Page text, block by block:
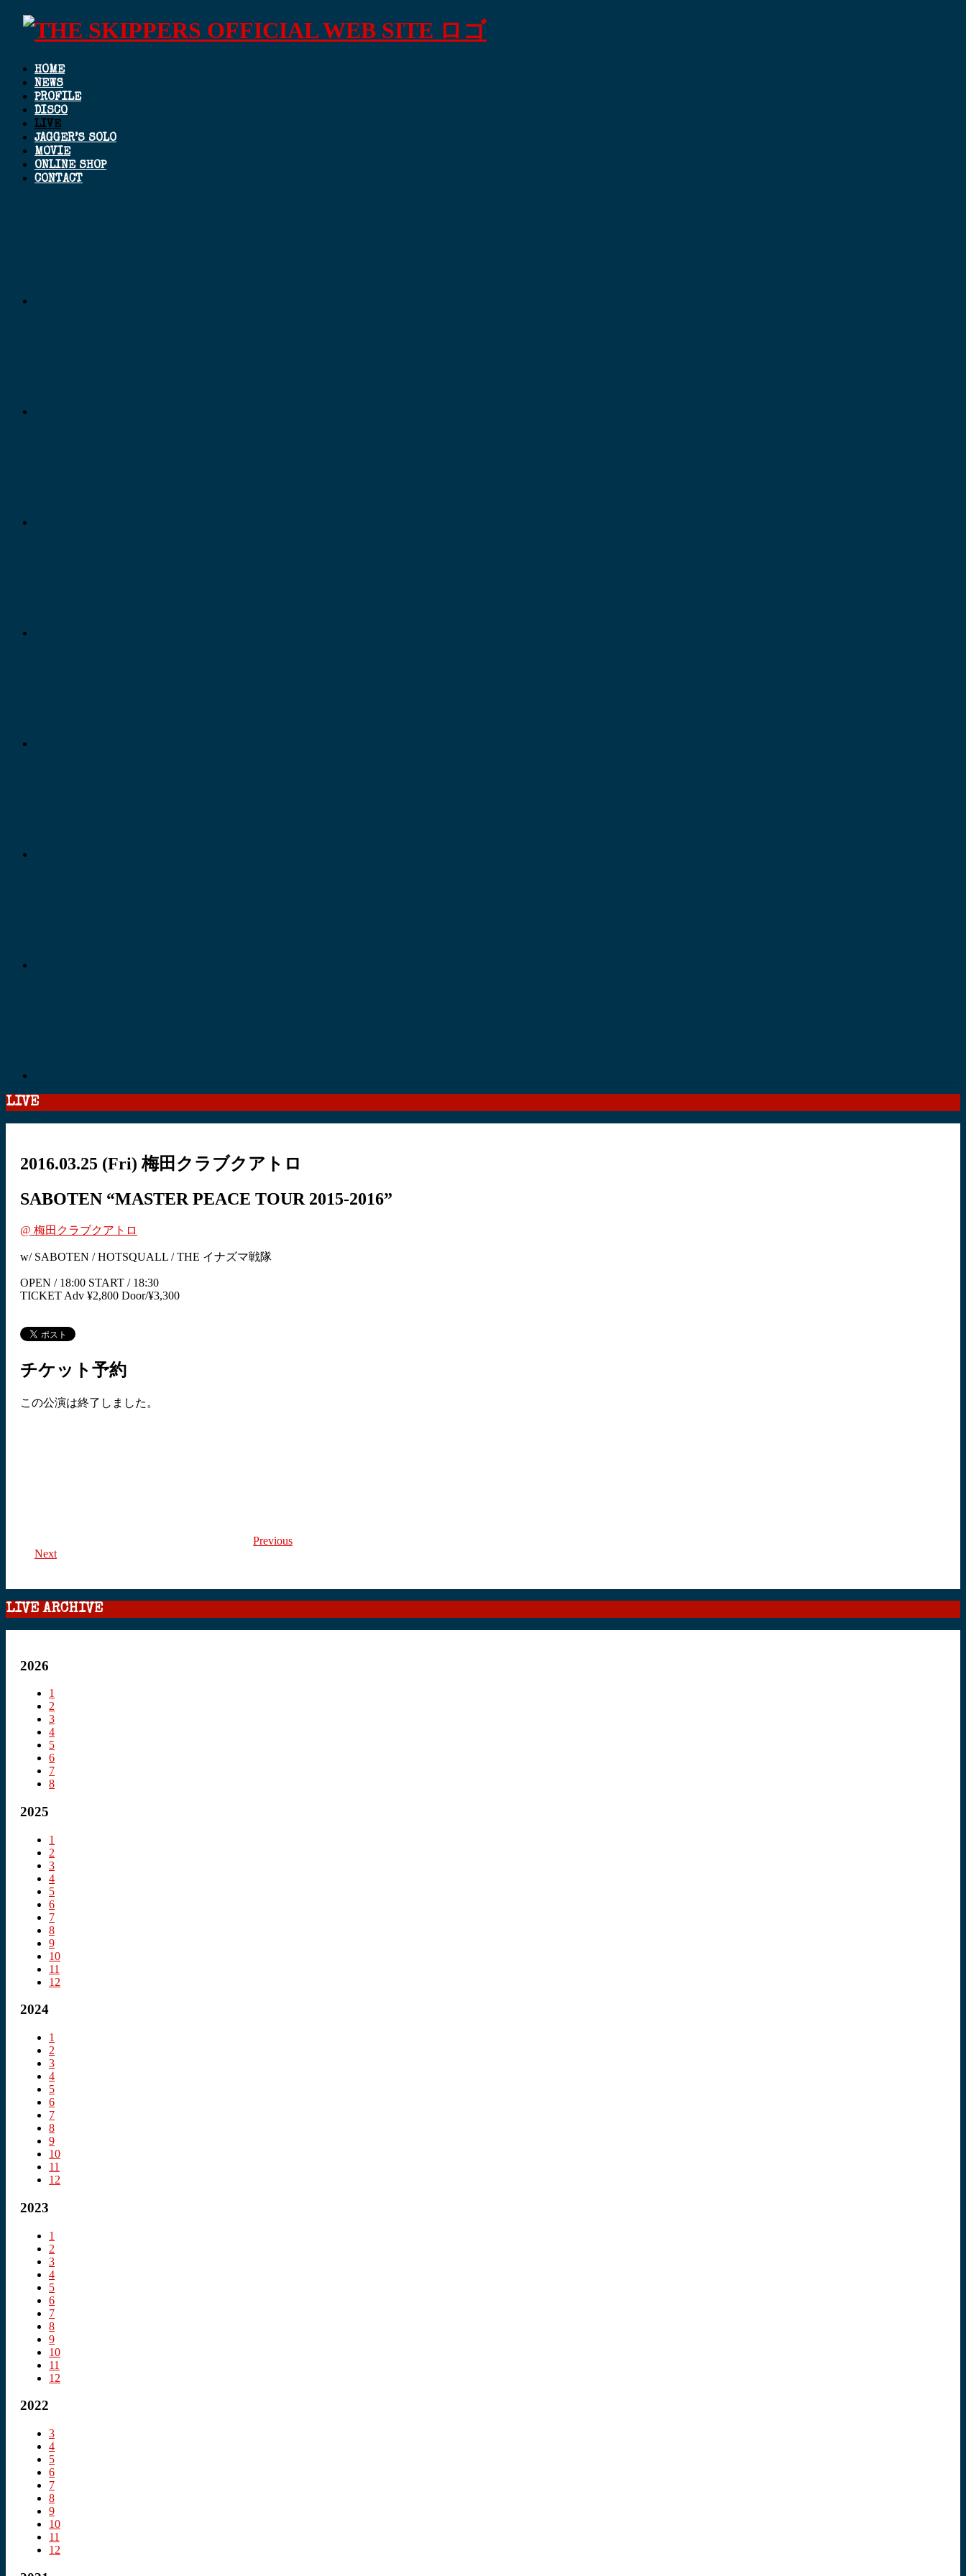
HOME
NEWS
PROFILE
DISCO
LIVE
JAGGER’S SOLO
MOVIE
ONLINE SHOP
CONTACT
LIVE
2016.03.25 (Fri) 梅田クラブクアトロ
SABOTEN “MASTER PEACE TOUR 2015-2016”
@ 梅田クラブクアトロ
w/ SABOTEN / HOTSQUALL / THE イナズマ戦隊
OPEN / 18:00 START / 18:30
TICKET Adv ¥2,800 Door/¥3,300
チケット予約
この公演は終了しました。
Previous
Next
LIVE ARCHIVE
2026
1
2
3
4
5
6
7
8
2025
1
2
3
4
5
6
7
8
9
10
11
12
2024
1
2
3
4
5
6
7
8
9
10
11
12
2023
1
2
3
4
5
6
7
8
9
10
11
12
2022
3
4
5
6
7
8
9
10
11
12